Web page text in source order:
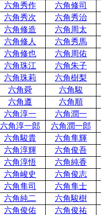
六角秀作
六角修司
六角秀次
六角秀治
六角修造
六角周太
六角修人
六角秀馬
六角修也
六角周佑
六角珠江
六角朱子
六角珠莉
六角樹梨
六角舜
六角駿
六角遵
六角順
六角淳一
六角潤一
六角淳一郎
六角潤一郎
六角駿貴
六角隼輝
六角淳輝
六角俊吾
六角淳悟
六角純香
六角峻史
六角俊志
六角隼司
六角隼士
六角純二
六角駿樹
六角俊佑
六角俊祐